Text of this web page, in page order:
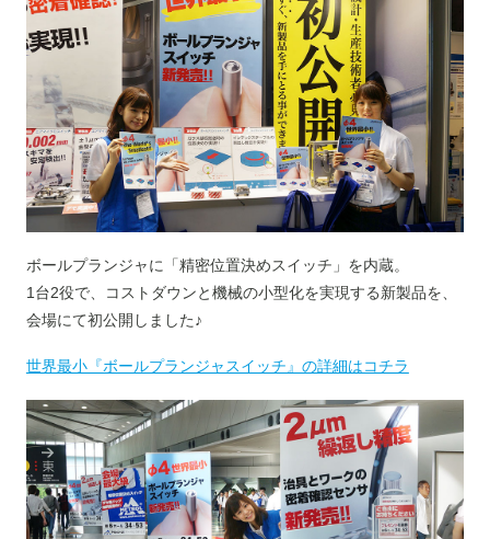
ボールプランジャに「精密位置決めスイッチ」を内蔵。
1台2役で、コストダウンと機械の小型化を実現する新製品を、
会場にて初公開しました♪
世界最小『ボールプランジャスイッチ』の詳細はコチラ